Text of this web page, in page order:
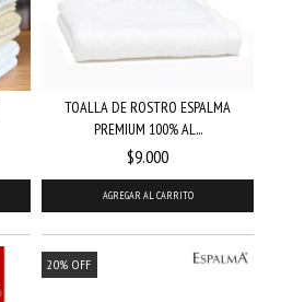
TOALLA DE ROSTRO ESPALMA
PREMIUM 100% AL...
$9.000
20% OFF